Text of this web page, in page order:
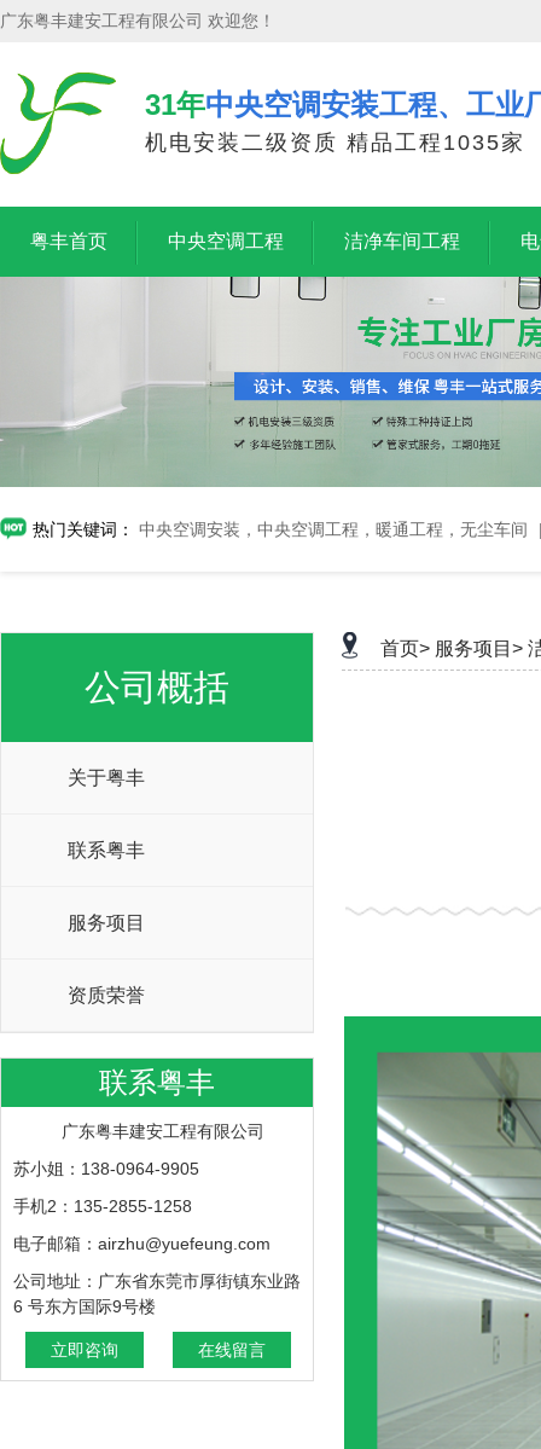
广东粤丰建安工程有限公司 欢迎您！
31年中央空调安装工程、工业
机电安装二级资质 精品工程1035家
粤丰首页 中央空调工程 洁净车间工程
热门关键词： 中央空调安装，中央空调工程，暖通工程，无尘车间
公司概括
关于粤丰
联系粤丰
服务项目
资质荣誉
联系粤丰
广东粤丰建安工程有限公司
苏小姐：138-0964-9905
手机2：135-2855-1258
电子邮箱：airzhu@yuefeung.com
公司地址：广东省东莞市厚街镇东业路
6 号东方国际9号楼
立即咨询 在线留言
首页> 服务项目>